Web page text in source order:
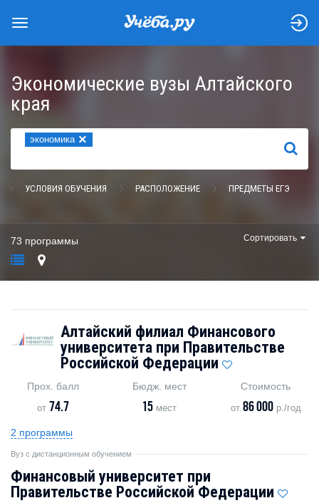
Экономические вузы Алтайского
края
экономика ×
НАЙТИ
УСЛОВИЯ ОБУЧЕНИЯ РАСПОЛОЖЕНИЕ ПРЕДМЕТЫ ЕГЭ
73 программы Сортировать
Алтайский филиал Финансового
университета при Правительстве
Российской Федерации
Прох. балл
от 74.7
Бюдж. мест
15 мест
Стоимость
от 86 000р./год
2 программы
Вуз с дистанционным обучением
Финансовый университет при
Правительстве Российской Федерации